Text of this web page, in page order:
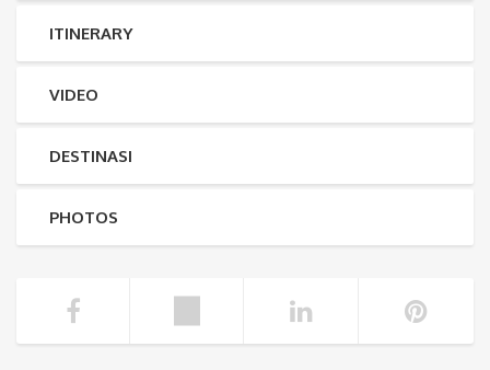
ITINERARY
VIDEO
DESTINASI
PHOTOS